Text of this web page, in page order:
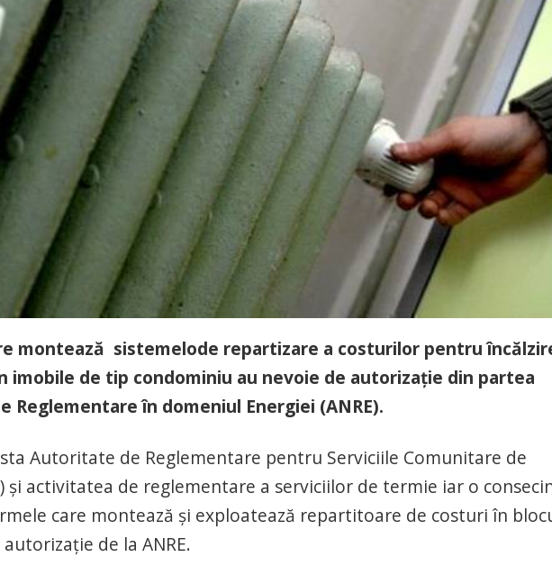
montează sistemelode repartizare a costurilor pentru
imobile de tip condominiu au nevoie de autorizaţie din partea
în domeniul Energiei (ANRE).
Autoritate de Reglementare pentru Serviciile Comunitare de
şi activitatea de reglementare a serviciilor de termie iar o
care montează şi exploatează repartitoare de costuri în
de la ANRE.